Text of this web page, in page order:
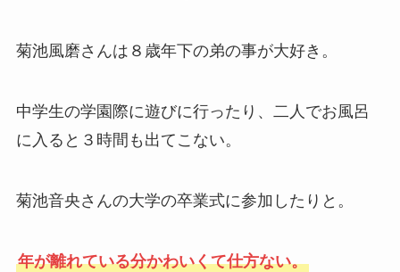
菊池風磨さんは８歳年下の弟の事が大好き。
中学生の学園際に遊びに行ったり、二人でお風呂
に入ると３時間も出てこない。
菊池音央さんの大学の卒業式に参加したりと。
年が離れている分かわいくて仕方ない。